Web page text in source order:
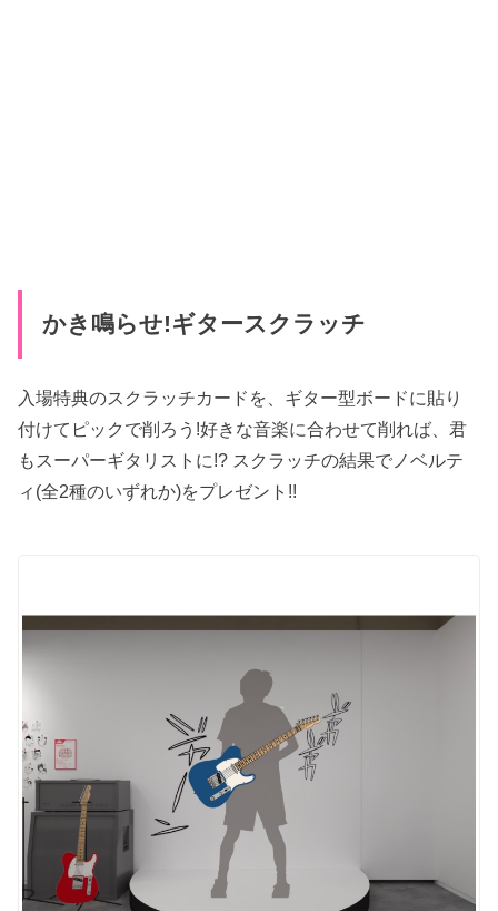
かき鳴らせ!ギタースクラッチ
入場特典のスクラッチカードを、ギター型ボードに貼り
付けてピックで削ろう!好きな音楽に合わせて削れば、君
もスーパーギタリストに!? スクラッチの結果でノベルテ
ィ(全2種のいずれか)をプレゼント!!